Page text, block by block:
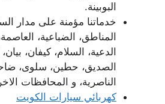
البوبينة.
خدماتنا مؤمنة على مدار
المناطق، الضباعية،
الدعية، السلام، كيفان،
الصديق، حطين، سلوى،
الناصرية، و المحافظات
كهربائي سيارات الكويت